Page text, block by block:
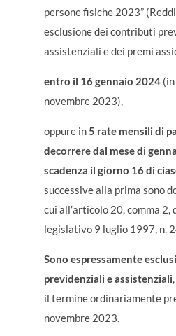
persone fisiche 2023”
esclusione dei contributi
assistenziali e dei premi
entro il 16 gennaio 2024(in
novembre 2023),
oppure in5 rate mensili di
decorrere dal mese di
scadenza il giorno 16 di
successive alla prima sono
cui all’articolo 20, comma 2,
legislativo 9 luglio 1997, n.
Sono espressamente
previdenziali e assistenziali
il termine ordinariamente
novembre 2023.